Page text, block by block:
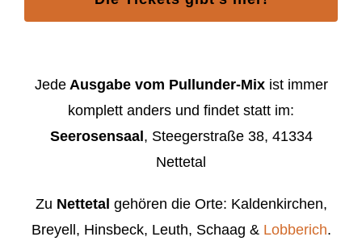
JedeAusgabe vom Pullunder-Mixist immer
komplett anders und findet statt im:
Seerosensaal, Steegerstraße 38, 41334
Nettetal
Zu Nettetal gehören die Orte: Kaldenkirchen,
Breyell, Hinsbeck, Leuth, Schaag & Lobberich.